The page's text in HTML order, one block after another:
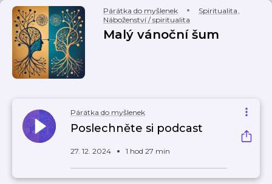
Párátka do myšlenek Spiritualita,
Náboženství / spiritualita
Malý vánoční šum
Párátka do myšlenek
Poslechněte si podcast
27. 12. 2024 1 hod 27 min